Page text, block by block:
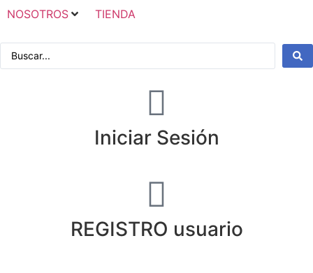
NOSOTROS
TIENDA
Iniciar Sesión
REGISTRO usuario